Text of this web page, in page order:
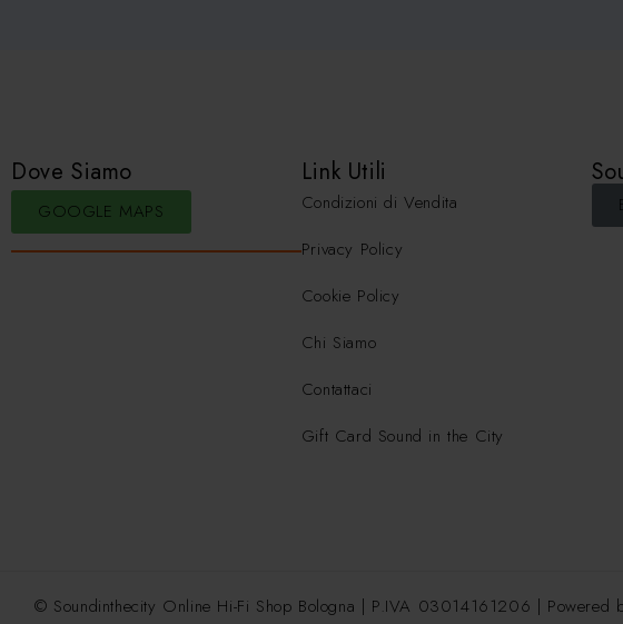
Dove Siamo
GOOGLE MAPS
Link Utili
Condizioni di Vendita
Privacy Policy
Cookie Policy
Chi Siamo
Contattaci
Gift Card Sound in the City
© Soundinthecity Online Hi-Fi Shop Bologna | P.IVA 03014161206 | Powered